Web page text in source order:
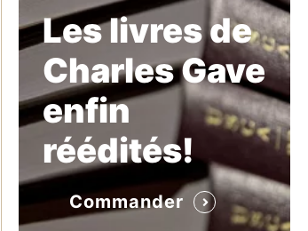
Les livres de
Charles Gave
enfin
réédités!
Commander